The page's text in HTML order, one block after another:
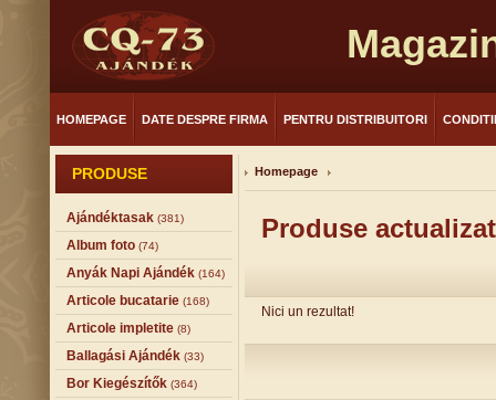
HOMEPAGE DATE DESPRE FIRMA PENTRU DISTRIBUITORI
PRODUSE
Ajándéktasak (381)
Album foto (74)
Anyák Napi Ajándék (164)
Articole bucatarie (168)
Articole impletite (8)
Ballagási Ajándék (33)
Bor Kiegészítők (364)
Homepage
Produse
Nici un rezultat!